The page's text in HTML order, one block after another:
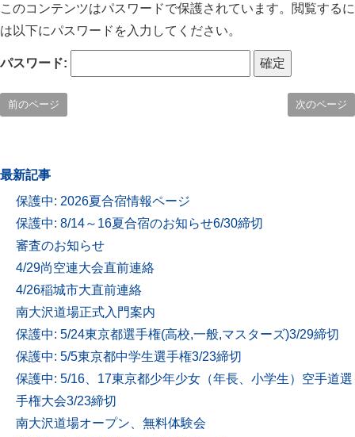
このコンテンツはパスワードで保護されています。閲覧するに
は以下にパスワードを入力してください。
パスワード:
前のページ 次のページ
最新記事
保護中: 2026夏合宿情報ページ
保護中: 8/14～16夏合宿のお知らせ6/30締切
審査のお知らせ
4/29尚空連大会直前連絡
4/26稲城市大直前連絡
南大沢道場正式入門案内
保護中: 5/24東京都選手権(高校,一般,マスターズ)3/29締切
保護中: 5/5東京都中学生選手権3/23締切
保護中: 5/16、17東京都少年少女（年長、小学生）空手道選
手権大会3/23締切
南大沢道場オープン、無料体験会